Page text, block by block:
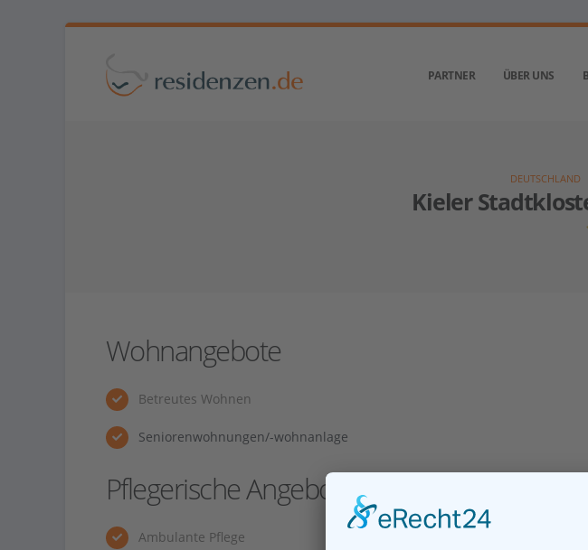
PARTNER ÜBER UNS
Kieler
DEUTSCHLAND
Wohnangebote
Betreutes Wohnen
Seniorenwohnungen/-wohnanlage
Pflegerische Angebote
Ambulante Pflege